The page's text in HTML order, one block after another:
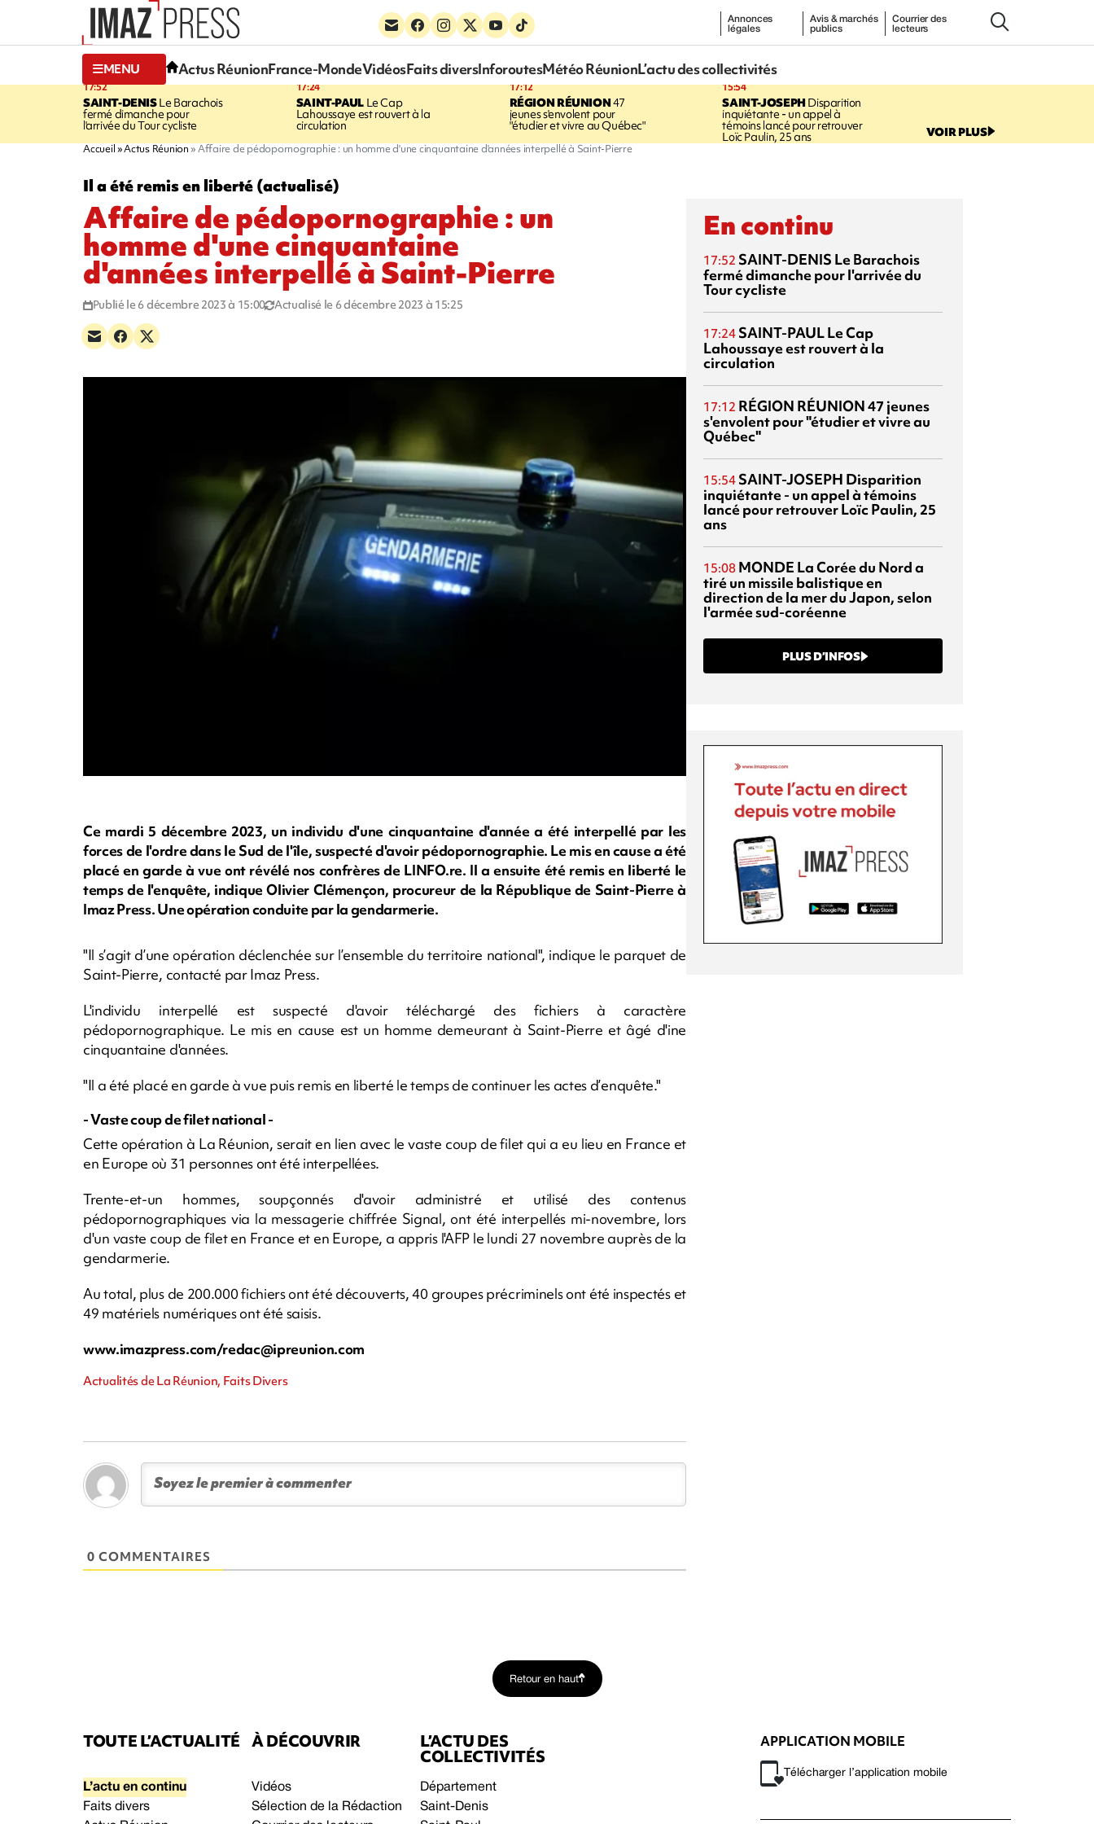
Annonces
légales
Avis & marchés
publics
Courrier des
lecteurs
MENU Actus RéunionFrance-MondeVidéosFaits diversInforoutesMétéo RéunionL’actu des collectivités
17:52
SAINT-DENISLe Barachois
fermé dimanche pour
l'arrivée du Tour cycliste
17:24
SAINT-PAULLe Cap
Lahoussaye est rouvert à la
circulation
17:12
RÉGION RÉUNION47
jeunes s'envolent pour
"étudier et vivre au Québec"
15:54
SAINT-JOSEPHDisparition
inquiétante - un appel à
témoins lancé pour retrouver
Loïc Paulin, 25 ans VOIR PLUS
Accueil Actus Réunion Affaire de pédopornographie : un homme d'une cinquantaine d'années interpellé à Saint-Pierre
Il a été remis en liberté (actualisé)
Affaire de pédopornographie : un
homme d'une cinquantaine
d'années interpellé à Saint-Pierre
Publié le 6 décembre 2023 à 15:00 Actualisé le 6 décembre 2023 à 15:25
Ce mardi 5 décembre 2023, un individu d'une cinquantaine d'année a été interpellé par les
forces de l'ordre dans le Sud de l'île, suspecté d'avoir pédopornographie. Le mis en cause a été
placé en garde à vue ont révélé nos confrères de LINFO.re. Il a ensuite été remis en liberté le
temps de l'enquête, indique Olivier Clémençon, procureur de la République de Saint-Pierre à
Imaz Press. Une opération conduite par la gendarmerie.
"Il s’agit d’une opération déclenchée sur l’ensemble du territoire national", indique le parquet de
Saint-Pierre, contacté par Imaz Press.
L'individu interpellé est suspecté d'avoir téléchargé des fichiers à caractère
pédopornographique. Le mis en cause est un homme demeurant à Saint-Pierre et âgé d'ine
cinquantaine d'années.
"Il a été placé en garde à vue puis remis en liberté le temps de continuer les actes d’enquête."
- Vaste coup de filet national -
Cette opération à La Réunion, serait en lien avec le vaste coup de filet qui a eu lieu en France et
en Europe où 31 personnes ont été interpellées.
Trente-et-un hommes, soupçonnés d'avoir administré et utilisé des contenus
pédopornographiques via la messagerie chiffrée Signal, ont été interpellés mi-novembre, lors
d'un vaste coup de filet en France et en Europe, a appris l'AFP le lundi 27 novembre auprès de la
gendarmerie.
Au total, plus de 200.000 fichiers ont été découverts, 40 groupes précriminels ont été inspectés et
49 matériels numériques ont été saisis.
www.imazpress.com/redac@ipreunion.com
Actualités de La Réunion, Faits Divers
0 COMMENTAIRES
En continu
17:52 SAINT-DENIS Le Barachois
fermé dimanche pour l'arrivée du
Tour cycliste
17:24 SAINT-PAULLe Cap
Lahoussaye est rouvert à la
circulation
17:12 RÉGION RÉUNION47 jeunes
s'envolent pour "étudier et vivre au
Québec"
15:54 SAINT-JOSEPH Disparition
inquiétante - un appel à témoins
lancé pour retrouver Loïc Paulin, 25
ans
15:08 MONDE La Corée du Nord a
tiré un missile balistique en
direction de la mer du Japon, selon
l'armée sud-coréenne
PLUS D’INFOS
Retour en haut
TOUTE L’ACTUALITÉ
L’actu en continu
Faits divers
À DÉCOUVRIR
Vidéos
Sélection de la Rédaction
L’ACTU DES
COLLECTIVITÉS
Département
Saint-Denis
APPLICATION MOBILE
Télécharger l’application mobile